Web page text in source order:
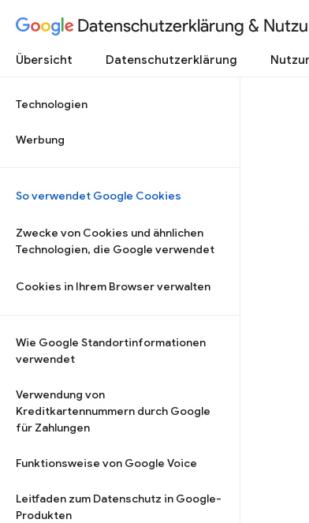
Datenschutzerklärung &
Übersicht Datenschutzerklärung
Technologien
Werbung
So verwendet Google Cookies
Zwecke von Cookies und ähnlichen
Technologien, die Google verwendet
Cookies in Ihrem Browser verwalten
Wie Google Standortinformationen
verwendet
Verwendung von
Kreditkartennummern durch Google
für Zahlungen
Funktionsweise von Google Voice
Leitfaden zum Datenschutz in Google-
Produkten